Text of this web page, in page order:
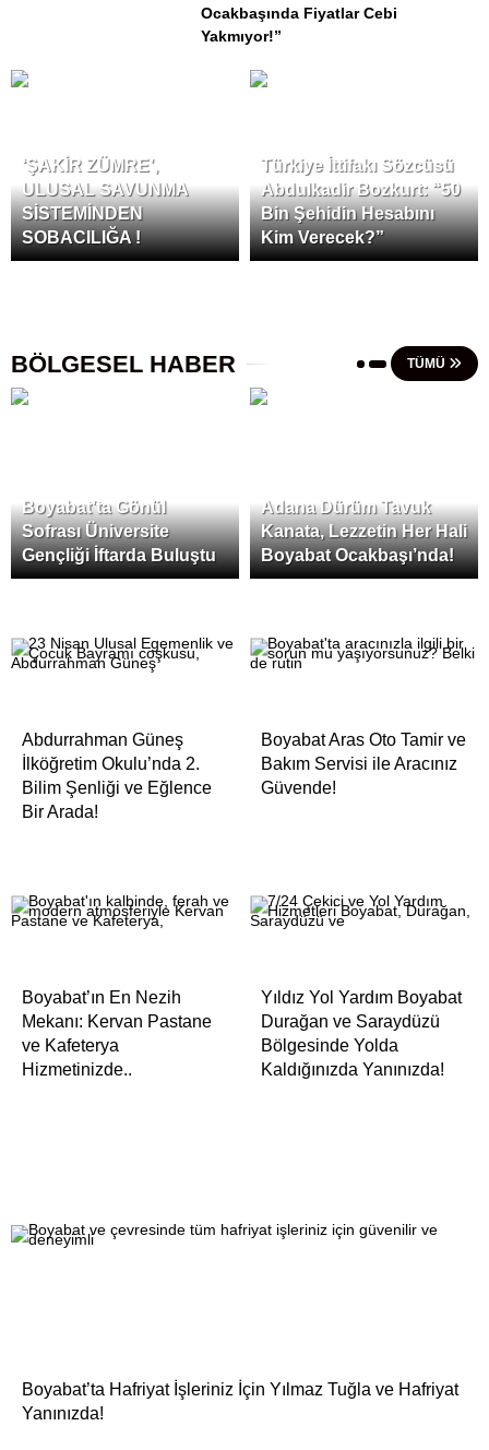
Ocakbaşında Fiyatlar Cebi
Yakmıyor!”
‘ŞAKİR ZÜMRE’,
ULUSAL SAVUNMA
SİSTEMİNDEN
SOBACILIĞA !
Türkiye İttifakı Sözcüsü
Abdulkadir Bozkurt: “50
Bin Şehidin Hesabını
Kim Verecek?”
BÖLGESEL HABER TÜMÜ
Boyabat’ta Gönül
Sofrası Üniversite
Gençliği İftarda Buluştu
Adana Dürüm Tavuk
Kanata, Lezzetin Her Hali
Boyabat Ocakbaşı’nda!
Abdurrahman Güneş
İlköğretim Okulu’nda 2.
Bilim Şenliği ve Eğlence
Bir Arada!
Boyabat Aras Oto Tamir ve
Bakım Servisi ile Aracınız
Güvende!
Boyabat’ın En Nezih
Mekanı: Kervan Pastane
ve Kafeterya
Hizmetinizde..
Yıldız Yol Yardım Boyabat
Durağan ve Saraydüzü
Bölgesinde Yolda
Kaldığınızda Yanınızda!
Boyabat’ta Hafriyat İşleriniz İçin Yılmaz Tuğla ve Hafriyat
Yanınızda!